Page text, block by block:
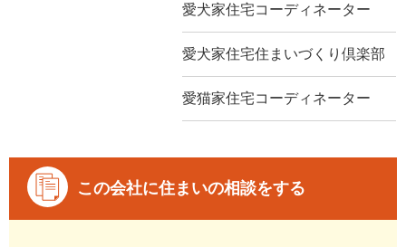
愛犬家住宅コーディネーター
愛犬家住宅住まいづくり倶楽部
愛猫家住宅コーディネーター
この会社に住まいの相談をする